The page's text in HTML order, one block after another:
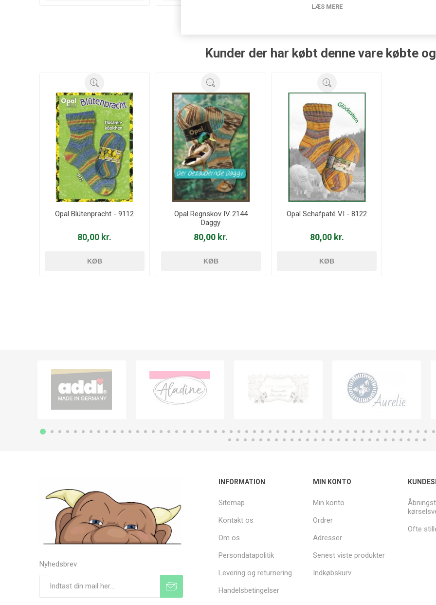
Kunder der har købt denne vare købte
Opal Blütenpracht - 9112
80,00 kr.
KØB
Opal Regnskov IV 2144
Daggy
80,00 kr.
KØB
Opal Schafpaté VI - 8122
80,00 kr.
KØB
Nyhedsbrev
INFORMATION
Sitemap
Kontakt os
Om os
Persondatapolitik
Levering og returnering
Handelsbetingelser
MIN KONTO
Min konto
Ordrer
Adresser
Senest viste produkter
Indkøbskurv
Ofte
LÆS MERE